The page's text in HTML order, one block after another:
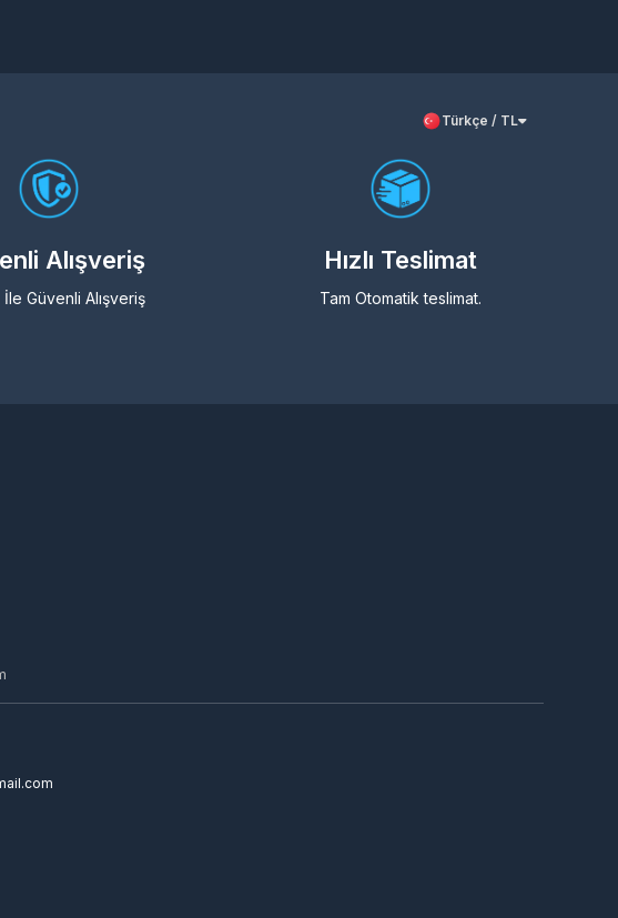
tıkla, bütçene en uygun paketi seç ve maceraya hız kesmeden devam
Türkçe / TL
Alışveriş
İle Güvenli Alışveriş
Hızlı Teslimat
Tam Otomatik teslimat.